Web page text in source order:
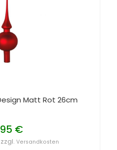
Matt Rot 26cm
€
Versandkosten